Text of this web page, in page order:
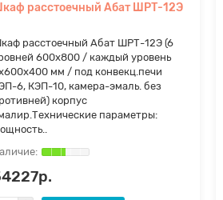
расстоечный Абат ШРТ-12Э
расстоечный Абат ШРТ-12Э (6
600х800 / каждый уровень
мм / под конвекц.печи
6, КЭП-10, камера-эмаль. без
корпус
параметры: